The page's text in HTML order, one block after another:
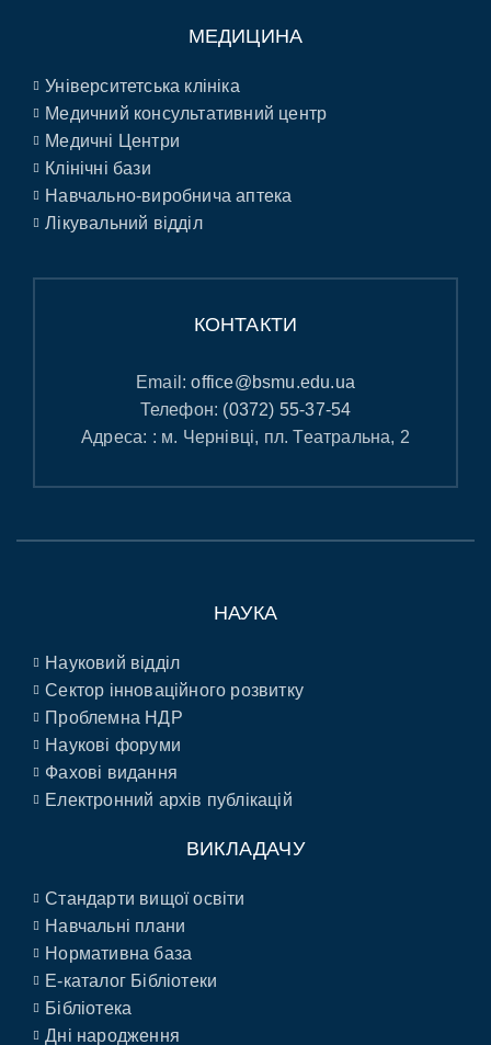
МЕДИЦИНА
Університетська клініка
Медичний консультативний центр
Медичні Центри
Клінічні бази
Навчально-виробнича аптека
Лікувальний відділ
КОНТАКТИ
Email:office@bsmu.edu.ua
Телефон: (0372) 55-37-54
Адреса: : м. Чернівці, пл. Театральна, 2
НАУКА
Науковий відділ
Сектор інноваційного розвитку
Проблемна НДР
Наукові форуми
Фахові видання
Електронний архів публікацій
ВИКЛАДАЧУ
Стандарти вищої освіти
Навчальні плани
Нормативна база
E-каталог Бібліотеки
Бібліотека
Дні народження